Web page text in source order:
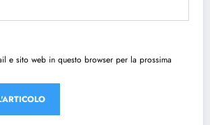
e sito web in questo browser per la prossima